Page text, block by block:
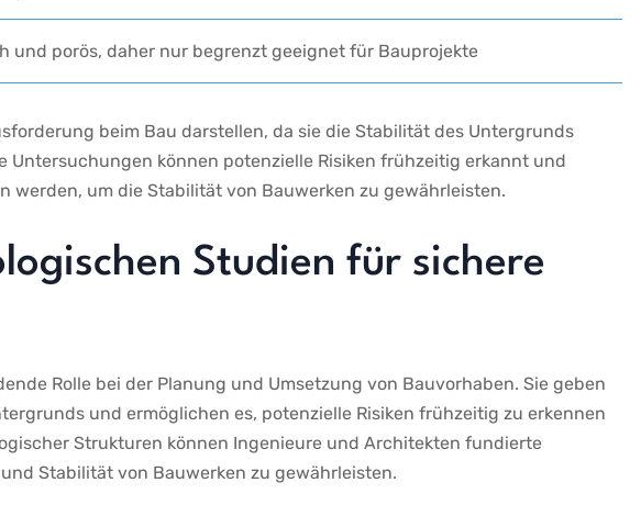
‌und porös, daher nur begrenzt geeignet für Bauprojekte
beim Bau‍ darstellen, da sie die Stabilität⁣ des Untergrunds
Untersuchungen können potenzielle Risiken ⁢frühzeitig erkannt und
werden, um die ‍Stabilität von Bauwerken​ zu gewährleisten.
Studien für sichere
Rolle bei der⁣ Planung und Umsetzung von Bauvorhaben. Sie geben
und ermöglichen ⁢es,⁢ potenzielle⁤ Risiken ‍frühzeitig zu erkennen
Strukturen können Ingenieure und‌ Architekten ‍fundierte
⁢Stabilität von ⁣Bauwerken⁤ zu gewährleisten.